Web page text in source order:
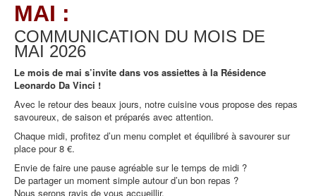
MAI :
COMMUNICATION DU MOIS DE
MAI 2026
Le mois de mai s’invite dans vos assiettes à la Résidence
Leonardo Da Vinci !
Avec le retour des beaux jours, notre cuisine vous propose des repas
savoureux, de saison et préparés avec attention.
Chaque midi, profitez d’un menu complet et équilibré à savourer sur
place pour 8 €.
Envie de faire une pause agréable sur le temps de midi ?
De partager un moment simple autour d’un bon repas ?
Nous serons ravis de vous accueillir.